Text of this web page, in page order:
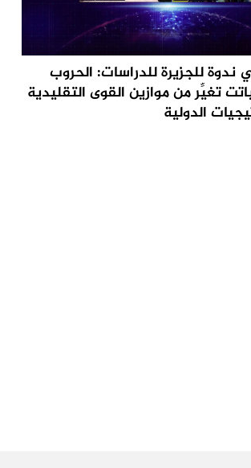
للجزيرة للدراسات: الحروب
تغيِّر من موازين القوى التقليدية
الدولية